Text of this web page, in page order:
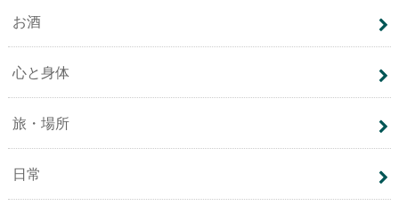
お酒
心と身体
旅・場所
日常